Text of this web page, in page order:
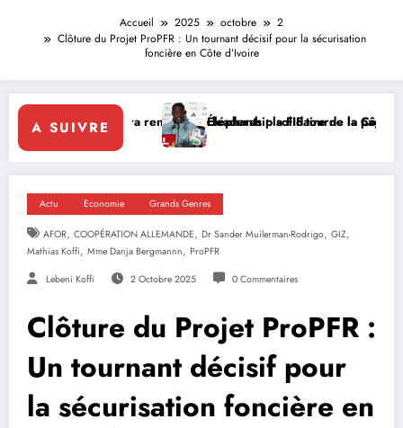
Accueil 2025 octobre
2
Clôture du Projet ProPFR : Un tournant décisif pour la sécurisation
foncière en Côte d’Ivoire
A SUIVRE
le leadership solidaire de la Côte d’Ivoire en Afrique
Éléphants : la FIF tourne la page Emerse Faé
Actu Economie Grands Genres
AFOR, COOPÉRATION ALLEMANDE, Dr Sander Muilerman-Rodrigo, GIZ,
Mathias Koffi, Mme Danja Bergmannn, ProPFR
Lebeni Koffi 2 Octobre 2025 0 Commentaires
Clôture du Projet ProPFR :
Un tournant décisif pour
la sécurisation foncière en